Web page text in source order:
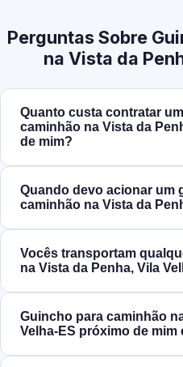
Perguntas Sobre
na Vista da
Quanto custa contratar
caminhão na Vista da
de mim?
Quando devo acionar um
caminhão na Vista da
Vocês transportam
na Vista da Penha, Vila
Guincho para caminhão
Velha‑ES próximo de